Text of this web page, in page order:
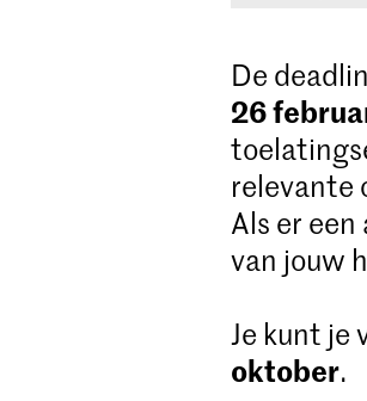
De
26
relevante
Als er
van jouw
Je kunt je
oktober.